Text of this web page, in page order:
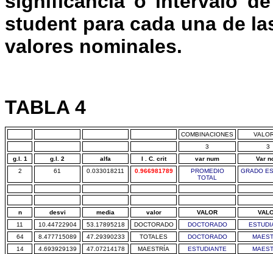
student para cada una de
valores nominales.
TABLA 4
COMBINACIONES
3
3
g.l. 1
g.l. 2 alfa I . C. crit var num
Var
2
61 0.033018211 0.966981789
PROMEDIO
TOTAL
GRADO
n desvi media valor VALOR
11
10.44722904 53.17895218 DOCTORADO DOCTORADO
64
8.477715089 47.29390233 TOTALES DOCTORADO
14
4.693929139 47.07214178 MAESTRÍA ESTUDIANTE